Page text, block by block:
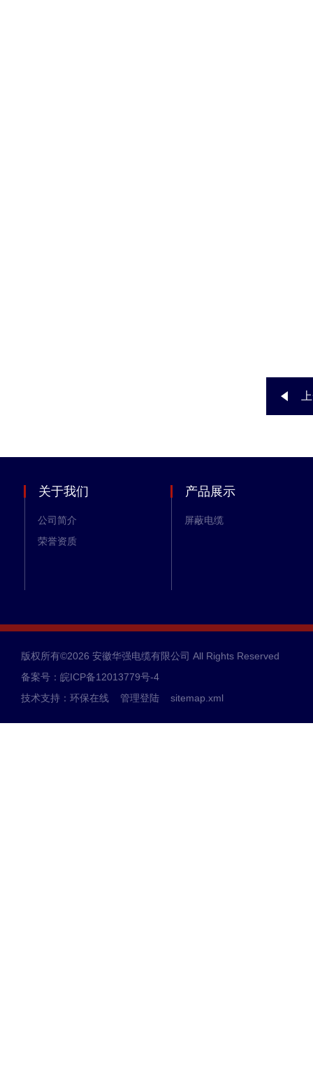
关于我们
公司简介
荣誉资质
产品展示
屏蔽电缆
版权所有©2026 安徽华强电缆有限公司 All Rights Reserved
备案号：皖ICP备12013779号-4
技术支持： 环保在线 管理登陆 sitemap.xml